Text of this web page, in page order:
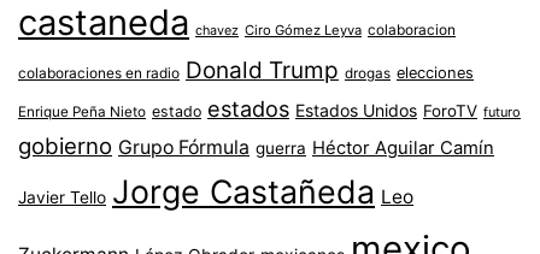
castaneda chavez Ciro Gómez Leyva colaboracion
colaboraciones en radio Donald Trump drogas elecciones
Enrique Peña Nieto estado estados Estados Unidos ForoTV futuro
gobierno Grupo Fórmula guerra Héctor Aguilar Camín
Javier Tello Jorge Castañeda Leo